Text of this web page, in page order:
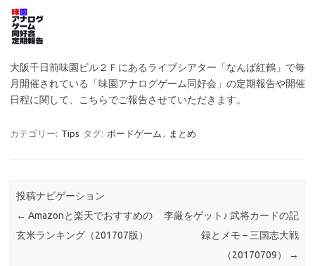
大阪千日前味園ビル２Ｆにあるライブシアター「なんば紅鶴」で毎
月開催されている「味園アナログゲーム同好会」の定期報告や開催
日程に関して、こちらでご報告させていただきます。
カテゴリー: Tips タグ: ボードゲーム , まとめ
投稿ナビゲーション
← Amazonと楽天でおすすめの
玄米ランキング（201707版）
李厳をゲット♪ 武将カードの記
録とメモ – 三国志大戦
（20170709）
→